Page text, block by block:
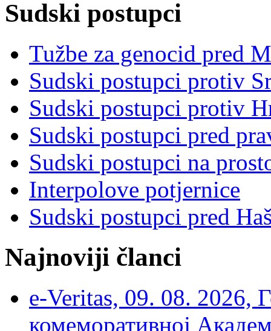
Sudski postupci
Tužbe za genocid pred
Sudski postupci protiv
Sudski postupci protiv
Sudski postupci pred
Sudski postupci na
Interpolove potjernice
Sudski postupci pred
Najnoviji članci
e-Veritas, 09. 08. 2026,
комеморативној